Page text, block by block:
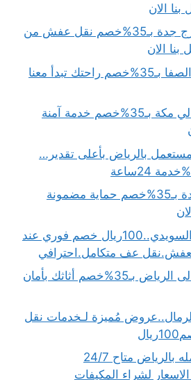
الان
شركة نقل عفش خارج جدة بـ35%خصم نقل عفش من
الان
نقل عفش جدة حي الصفا بـ35%خصم راحتك تبدأ معنا
نقل عفش من جدة الي مكة بـ35%خصم خدمة آمنة
بالرياض بأعلى تقدير…
كراتين نقل عفش جدة بـ35%خصم حماية مضمونة
دينا نقل عفش بحي السويدي..100ريال خصم فوري عند
عف متكامل.احترافي
نقل عفش من جدة الى الرياض بـ35%خصم أثاثك بأمان
مُميزة لـخدمات نقل
شراء مكيفات مستعمله بالرياض متاح 24/7
لشراء المكيفات